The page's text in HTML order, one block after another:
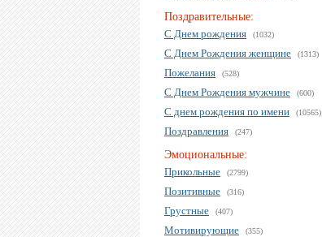
Поздравительные:
С Днем рождения
(1032)
С Днем Рождения женщине (1313)
Пожелания (528)
С Днем Рождения мужчине (600)
С днем рождения по имени (10565)
Поздравления (247)
Эмоциональные:
Прикольные
(2799)
Позитивные (316)
Грустные (407)
Мотивирующие (355)